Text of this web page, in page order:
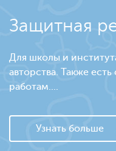
Защитная
Для школы и
авторства. Также
работам....
Узнать больше